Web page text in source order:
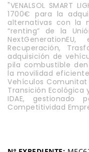
"VENALSOL SMART
1700€ para la
alternativas con la
“renting” de la
Recuperación,
adquisición de
pila combustible
la movilidad
Vehículos
Transición Ecológica
IDAE, gestionado
Competitividad